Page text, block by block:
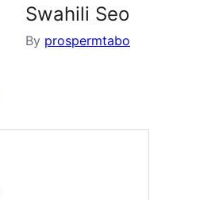
Swahili Seo
By prospermtabo